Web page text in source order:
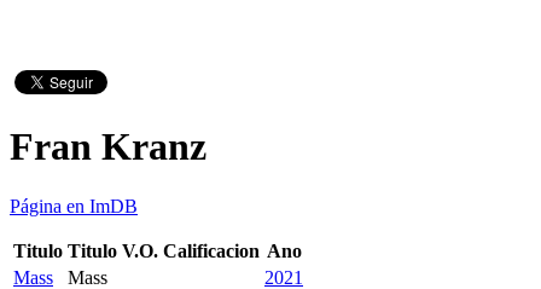
Fran Kranz
Página en ImDB
Titulo Titulo V.O. Calificacion Ano
Mass
Mass 2021